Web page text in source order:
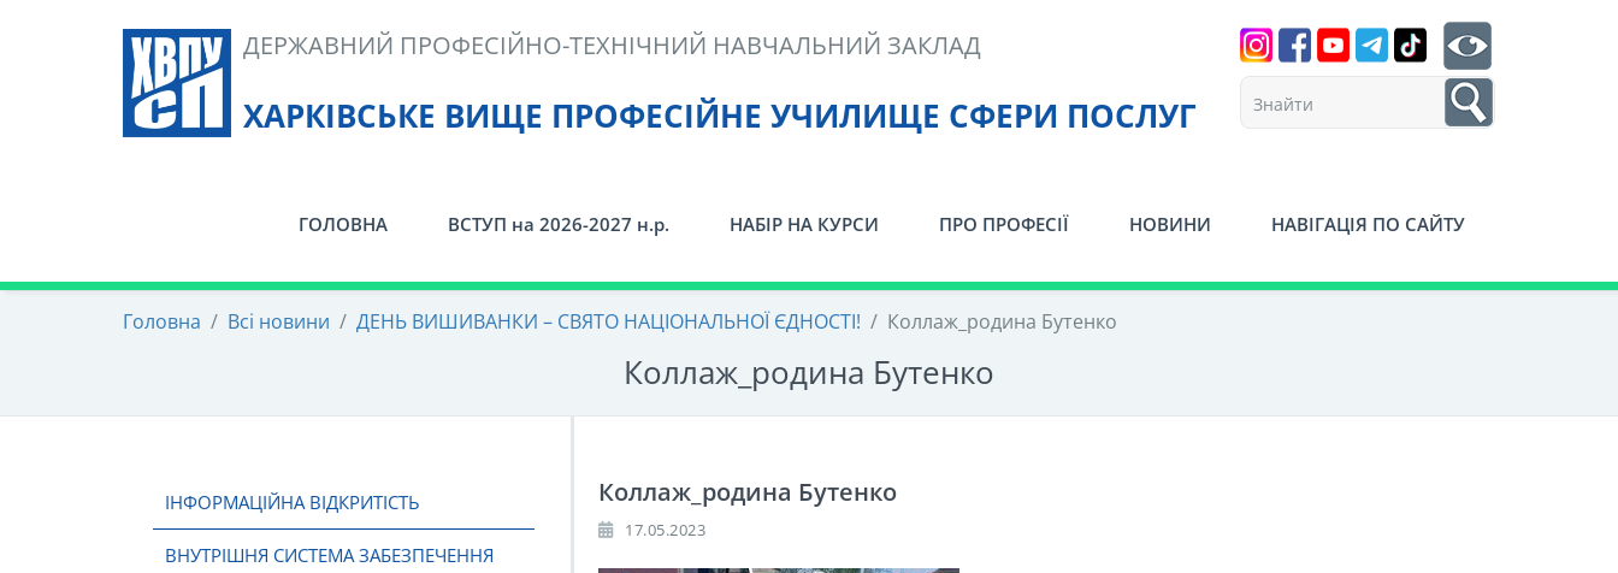
ХАРКІВСЬКЕ ВИЩЕ ПРОФЕСІЙНЕ УЧИЛИЩЕ СФЕРИ ПОСЛУГ
ДЕРЖАВНИЙ ПРОФЕСІЙНО-ТЕХНІЧНИЙ НАВЧАЛЬНИЙ ЗАКЛАД
1
ГОЛОВНА ВСТУП на 2026-2027 н.р. НАБІР НА КУРСИ ПРО ПРОФЕСІЇ НОВИНИ НАВІГАЦІЯ ПО САЙТУ
Головна / Всі новини / ДЕНЬ ВИШИВАНКИ – СВЯТО НАЦІОНАЛЬНОЇ ЄДНОСТІ! / Коллаж_родина Бутенко
Коллаж_родина Бутенко
ІНФОРМАЦІЙНА ВІДКРИТІСТЬ
ВНУТРІШНЯ СИСТЕМА ЗАБЕЗПЕЧЕННЯ
Коллаж_родина Бутенко
17.05.2023